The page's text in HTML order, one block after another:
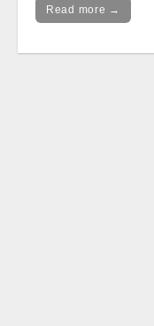
Read more →